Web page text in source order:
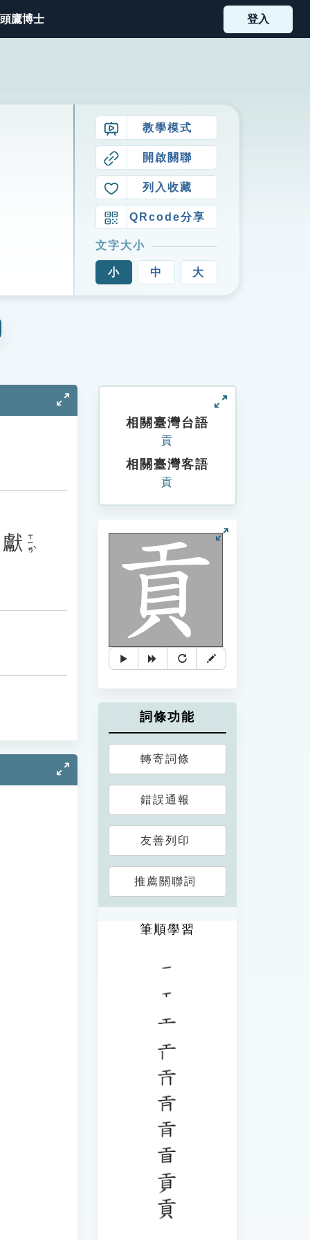
鷹博士 登入
教學模式
開啟關聯
列入收藏
QRcode分享
文字大小
小 中 大
獻 ㄒㄧㄢˋ
相關臺灣台語
貢
相關臺灣客語
貢
詞條功能
轉寄詞條
錯誤通報
友善列印
推薦關聯詞
筆順學習